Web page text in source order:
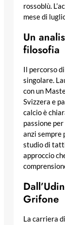
rossoblù.
mese di
Un
filosofia
Il percorso di
singolare.
con un
Svizzera e
calcio è
passione
anzi sempre
studio di
approccio
Grifone
La carriera